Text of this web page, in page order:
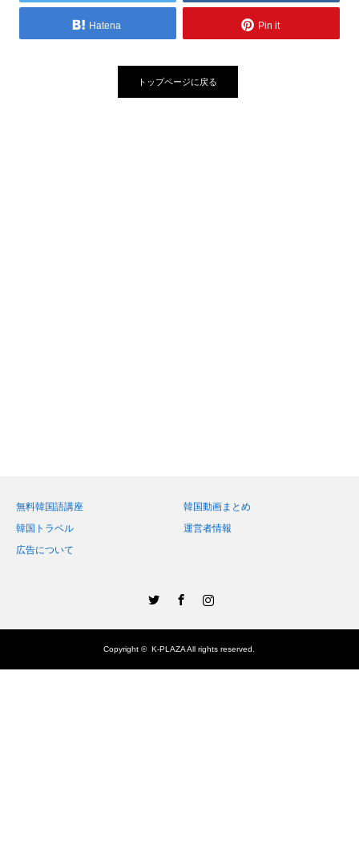
Hatena Pin it
トップページに戻る
無料韓国語講座
韓国動画まとめ
韓国トラベル
運営者情報
広告について
Copyright ©K-PLAZAAll rights reserved.